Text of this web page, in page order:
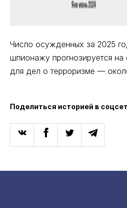
Число осужденных за 2025
шпионажу прогнозируется
для дел о терроризме —
Поделиться историей в